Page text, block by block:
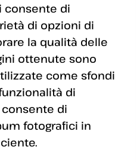
consente di
di opzioni di
la qualità delle
ottenute sono
come sfondi
di
di
fotografici in